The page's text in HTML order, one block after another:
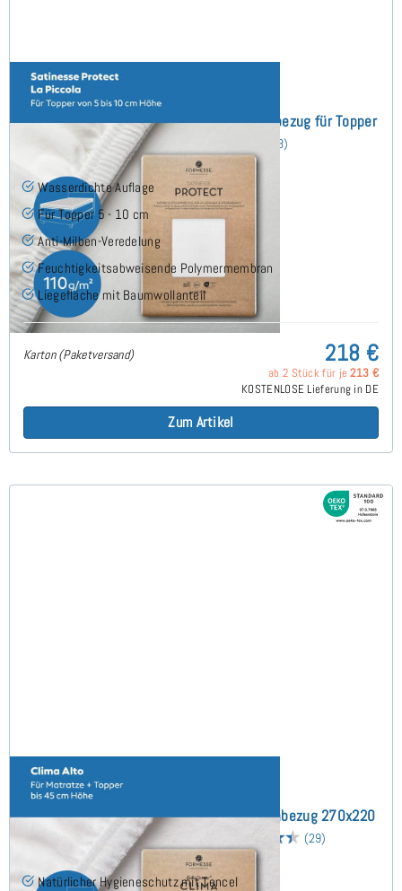
Satinesse Protect Wasserdichter Schonbezug für Topper
270x220 cm
(8)
Wasserdichte Auflage
Für Topper 5 - 10 cm
Anti-Milben-Veredelung
Feuchtigkeitsabweisende Polymermembran
Liegefläche mit Baumwollanteil
Karton (Paketversand) 218 €
ab 2 Stück für je213 €
KOSTENLOSE Lieferung in DE
Zum Artikel
Bella Donna Clima Alto (bis 45cm) Schonbezug 270x220
cm - Sonderanfertigung
(29)
Natürlicher Hygieneschutz mit Tencel